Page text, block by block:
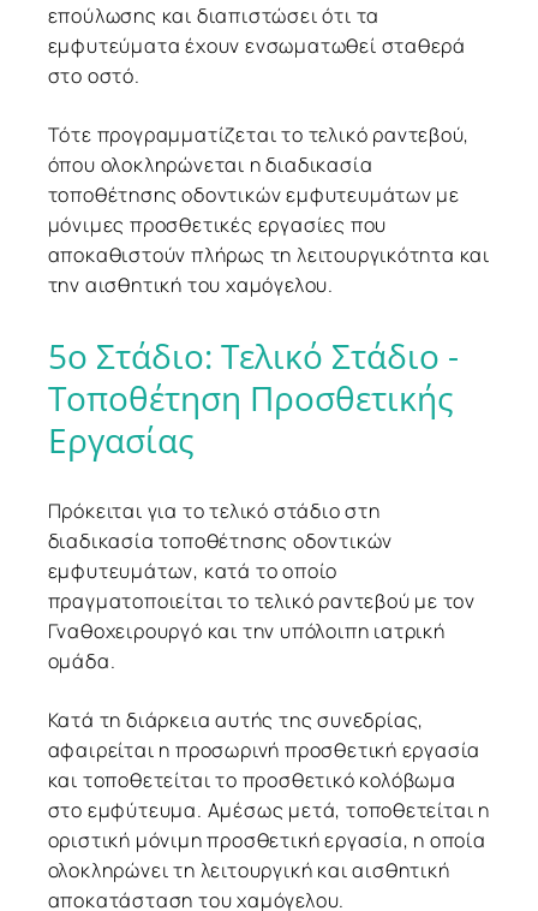
επούλωσης και διαπιστώσει ότι τα
εμφυτεύματα έχουν ενσωματωθεί σταθερά
στο οστό.
Τότε προγραμματίζεται το τελικό ραντεβού,
όπου ολοκληρώνεται η διαδικασία
τοποθέτησης οδοντικών εμφυτευμάτων με
μόνιμες προσθετικές εργασίες που
αποκαθιστούν πλήρως τη λειτουργικότητα και
την αισθητική του χαμόγελου.
5ο Στάδιο: Τελικό Στάδιο -
Τοποθέτηση Προσθετικής
Εργασίας
Πρόκειται για το τελικό στάδιο στη
διαδικασία τοποθέτησης οδοντικών
εμφυτευμάτων, κατά το οποίο
πραγματοποιείται το τελικό ραντεβού με τον
Γναθοχειρουργό και την υπόλοιπη ιατρική
ομάδα.
Κατά τη διάρκεια αυτής της συνεδρίας,
αφαιρείται η προσωρινή προσθετική εργασία
και τοποθετείται το προσθετικό κολόβωμα
στο εμφύτευμα. Αμέσως μετά, τοποθετείται η
οριστική μόνιμη προσθετική εργασία, η οποία
ολοκληρώνει τη λειτουργική και αισθητική
αποκατάσταση του χαμόγελου.